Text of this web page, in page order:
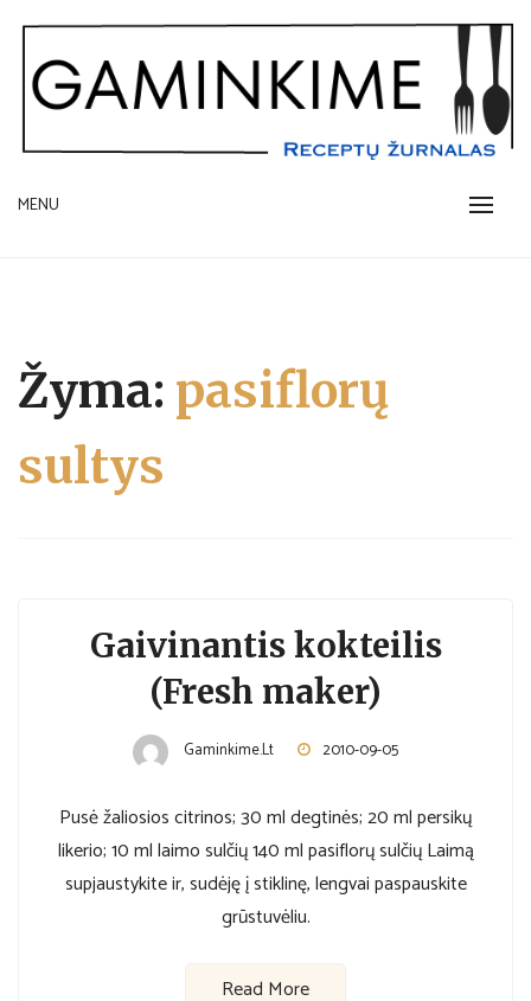
content
GAMINKIME.LT
receptų žurnalas
MENU
Žyma: pasiflorų
sultys
Gaivinantis kokteilis
(Fresh maker)
Gaminkime.lt 2010-09-05
Pusė žaliosios citrinos; 30 ml degtinės; 20 ml persikų
likerio; 10 ml laimo sulčių 140 ml pasiflorų sulčių Laimą
supjaustykite ir, sudėję į stiklinę, lengvai paspauskite
grūstuvėliu.
Read More